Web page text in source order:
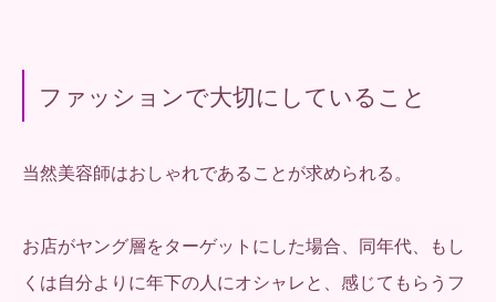
ファッションで大切にしていること
当然美容師はおしゃれであることが求められる。
お店がヤング層をターゲットにした場合、同年代、もし
くは自分よりに年下の人にオシャレと、感じてもらうフ